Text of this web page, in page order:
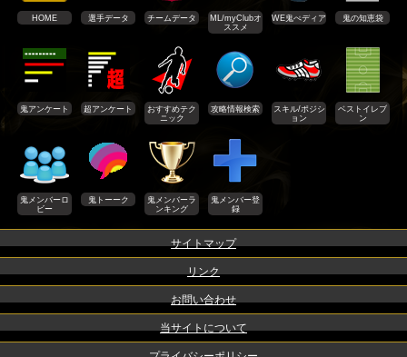
HOME 選手データ チームデータ
ML/myClubオ
ススメ
WE鬼ぺディア 鬼の知恵袋
鬼アンケート 超アンケート
おすすめテク
ニック
攻略情報検索
スキル/ポジシ
ョン
ベストイレブ
ン
鬼メンバーロ
ビー
鬼トーーク
鬼メンバーラ
ンキング
鬼メンバー登
録
サイトマップ
リンク
お問い合わせ
当サイトについて